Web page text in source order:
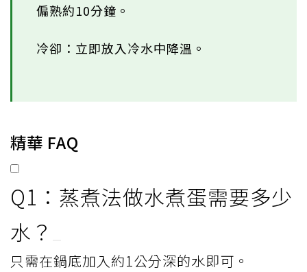
偏熟約10分鐘。
冷卻：立即放入冷水中降溫。
精華 FAQ
Q1：蒸煮法做水煮蛋需要多少
水？
只需在鍋底加入約1公分深的水即可。